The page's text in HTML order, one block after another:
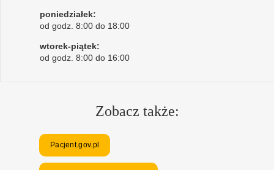
poniedziałek:
od godz. 8:00 do 18:00
wtorek-piątek:
od godz. 8:00 do 16:00
Zobacz także:
Pacjent.gov.pl